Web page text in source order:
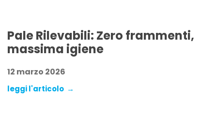
Pale Rilevabili: Zero frammenti,
massima igiene
12 marzo 2026
leggi l'articolo →